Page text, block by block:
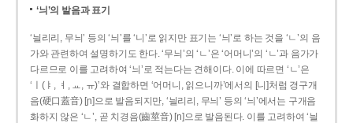
‘늬’의 발음과 표기
‘늴리리, 무늬’ 등의 ‘늬’를 ‘니’로 읽지만 표기는 ‘늬’로 하는 것을 ‘ㄴ’의 음
가와 관련하여 설명하기도 한다. ‘무늬’의 ‘ㄴ’은 ‘어머니’의 ‘ㄴ’과 음가가
다르므로 이를 고려하여 ‘늬’로 적는다는 견해이다. 이에 따르면 ‘ㄴ’은
‘ㅣ(ㅑ, ㅕ, ㅛ, ㅠ)’와 결합하면 ‘어머니, 읽으니까’에서의 [니]처럼 경구개
음(硬口蓋音) [ɲ]으로 발음되지만, ‘늴리리, 무늬’ 등의 ‘늬’에서는 구개음
화하지 않은 ‘ㄴ’, 곧 치경음(齒莖音) [n]으로 발음된다. 이를 고려하여 ‘늴